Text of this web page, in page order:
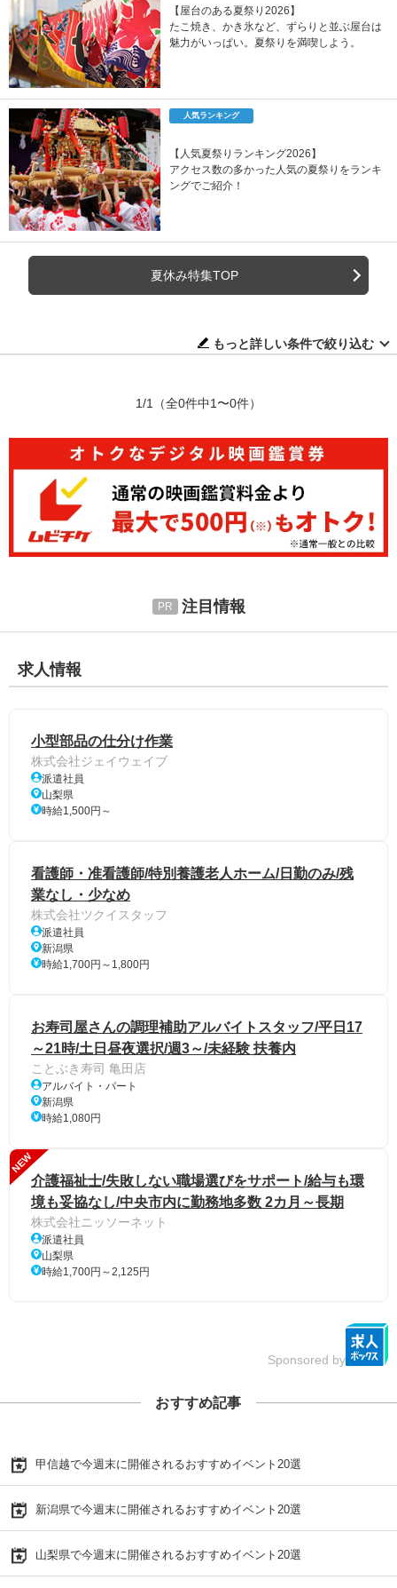
【屋台のある夏祭り2026】
たこ焼き、かき氷など、ずらりと並ぶ屋台は
魅力がいっぱい。夏祭りを満喫しよう。
人気ランキング
【人気夏祭りランキング2026】
アクセス数の多かった人気の夏祭りをランキ
ングでご紹介！
夏休み特集TOP
もっと詳しい条件で絞り込む
1/1 （全0件中1〜0件）
注目情報
求人情報
小型部品の仕分け作業
株式会社ジェイウェイブ
派遣社員
山梨県
時給1,500円～
看護師・准看護師/特別養護老人ホーム/日勤のみ/残
業なし・少なめ
株式会社ツクイスタッフ
派遣社員
新潟県
時給1,700円～1,800円
お寿司屋さんの調理補助アルバイトスタッフ/平日17
～21時/土日昼夜選択/週3～/未経験 扶養内
ことぶき寿司 亀田店
アルバイト・パート
新潟県
時給1,080円
NEW
介護福祉士/失敗しない職場選びをサポート/給与も環
境も妥協なし/中央市内に勤務地多数 2カ月～長期
株式会社ニッソーネット
派遣社員
山梨県
時給1,700円～2,125円
Sponsored by
おすすめ記事
甲信越で今週末に開催されるおすすめイベント20選
新潟県で今週末に開催されるおすすめイベント20選
山梨県で今週末に開催されるおすすめイベント20選